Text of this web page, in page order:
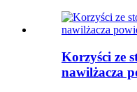
Korzyści ze
nawilżacza